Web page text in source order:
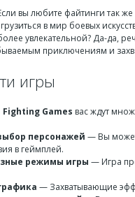
вы любите файтинги так
в мир боевых
увлекательной? Да-да,
приключениям и
игры
Fighting Games вас ждут
персонажей — Вы
в геймплей.
режимы игры — Игра
— Захватывающие